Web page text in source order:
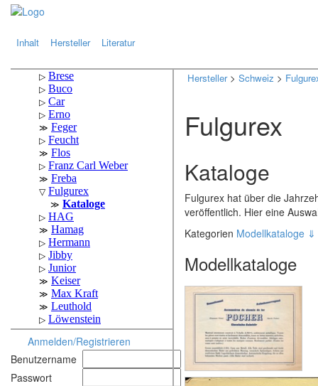
Inhalt Hersteller Literatur
Anmelden/Registrieren
Benutzername
Passwort
Hersteller> Schweiz >
Fulgurex
Kataloge
Fulgurex hat über die
veröffentlich. Hier eine
Kategorien Modellkataloge ⇓
Modellkataloge